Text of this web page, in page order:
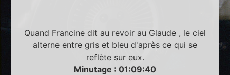
Quand Francine dit au revoir au Glaude , le ciel
alterne entre gris et bleu d'après ce qui se
reflète sur eux.
Minutage : 01:09:40